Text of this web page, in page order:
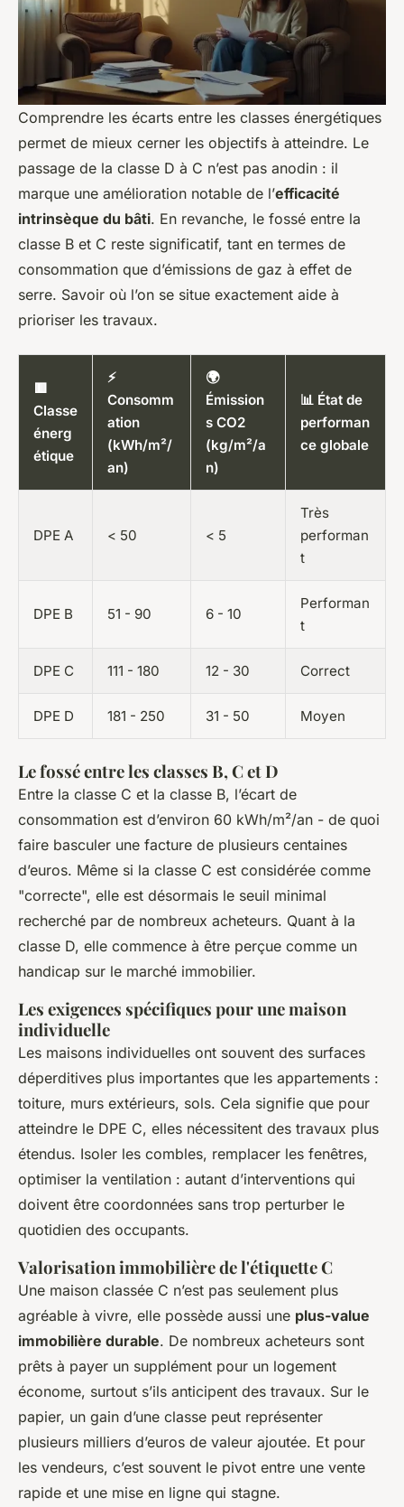
Comprendre les écarts entre les classes énergétiques
permet de mieux cerner les objectifs à atteindre. Le
passage de la classe D à C n’est pas anodin : il
marque une amélioration notable de l’efficacité
intrinsèque du bâti. En revanche, le fossé entre la
classe B et C reste significatif, tant en termes de
consommation que d’émissions de gaz à effet de
serre. Savoir où l’on se situe exactement aide à
prioriser les travaux.
🟥
Classe
énerg
étique
⚡
Consomm
ation
(kWh/m²/
an)
🌍
Émission
s CO2
(kg/m²/a
n)
📊 État de
performan
ce globale
DPE A < 50 < 5
Très
performan
t
DPE B 51 - 90 6 - 10
Performan
t
DPE C 111 - 180 12 - 30 Correct
DPE D 181 - 250 31 - 50 Moyen
Le fossé entre les classes B, C et D
Entre la classe C et la classe B, l’écart de
consommation est d’environ 60 kWh/m²/an - de quoi
faire basculer une facture de plusieurs centaines
d’euros. Même si la classe C est considérée comme
"correcte", elle est désormais le seuil minimal
recherché par de nombreux acheteurs. Quant à la
classe D, elle commence à être perçue comme un
handicap sur le marché immobilier.
Les exigences spécifiques pour une maison
individuelle
Les maisons individuelles ont souvent des surfaces
déperditives plus importantes que les appartements :
toiture, murs extérieurs, sols. Cela signifie que pour
atteindre le DPE C, elles nécessitent des travaux plus
étendus. Isoler les combles, remplacer les fenêtres,
optimiser la ventilation : autant d’interventions qui
doivent être coordonnées sans trop perturber le
quotidien des occupants.
Valorisation immobilière de l'étiquette C
Une maison classée C n’est pas seulement plus
agréable à vivre, elle possède aussi une plus-value
immobilière durable. De nombreux acheteurs sont
prêts à payer un supplément pour un logement
économe, surtout s’ils anticipent des travaux. Sur le
papier, un gain d’une classe peut représenter
plusieurs milliers d’euros de valeur ajoutée. Et pour
les vendeurs, c’est souvent le pivot entre une vente
rapide et une mise en ligne qui stagne.